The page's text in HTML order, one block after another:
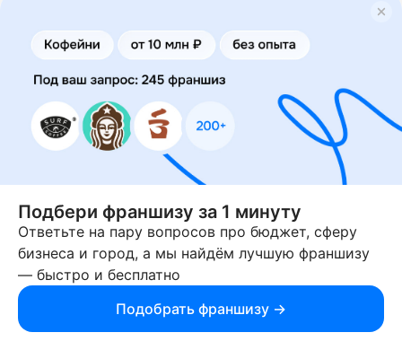
6. Ферма мини-пигов
жители городов заводят как домашних
Подбери франшизу за 1 минуту
Ответьте на пару вопросов про бюджет, сферу
бизнеса и город, а мы найдём лучшую франшизу
— быстро и бесплатно
Подобрать франшизу →